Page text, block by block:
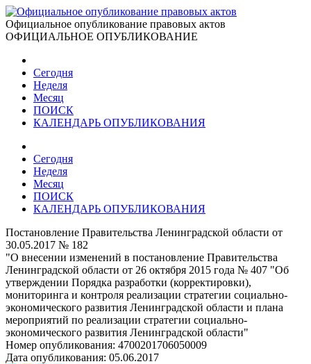
Официальное опубликование правовых актов
ОФИЦИАЛЬНОЕ ОПУБЛИКОВАНИЕ
Сегодня
Неделя
Месяц
ПОИСК
КАЛЕНДАРЬ ОПУБЛИКОВАНИЯ
Сегодня
Неделя
Месяц
ПОИСК
КАЛЕНДАРЬ ОПУБЛИКОВАНИЯ
Постановление Правительства Ленинградской области от
30.05.2017 № 182
"О внесении изменений в постановление Правительства
Ленинградской области от 26 октября 2015 года № 407 "Об
утверждении Порядка разработки (корректировки),
мониторинга и контроля реализации стратегии социально-
экономического развития Ленинградской области и плана
мероприятий по реализации стратегии социально-
экономического развития Ленинградской области"
Номер опубликования: 4700201706050009
Дата опубликования: 05.06.2017